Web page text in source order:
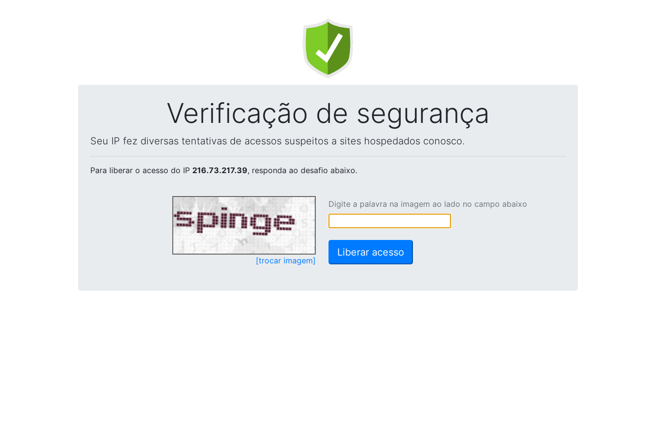
Verificação de segurança
Seu IP fez diversas tentativas de acessos suspeitos a sites hospedados conosco.
Para liberar o acesso do IP 216.73.217.39, responda ao desafio abaixo.
[trocar imagem]
Digite a palavra na imagem ao lado no campo abaixo